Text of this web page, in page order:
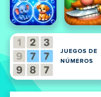
JUEGOS DE
NÚMEROS